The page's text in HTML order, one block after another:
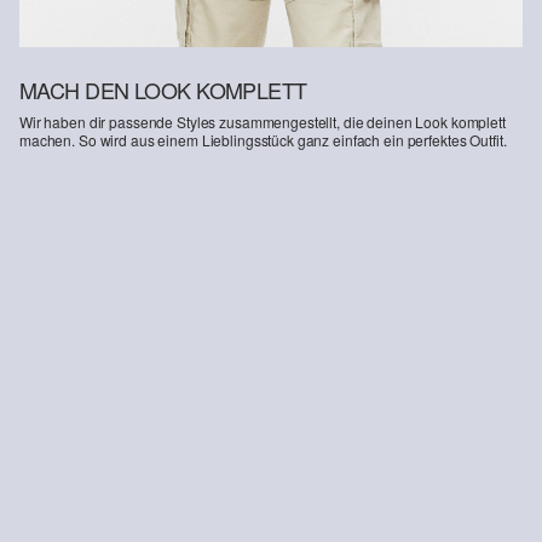
MACH DEN LOOK KOMPLETT
Wir haben dir passende Styles zusammengestellt, die deinen Look komplett
machen. So wird aus einem Lieblingsstück ganz einfach ein perfektes Outfit.